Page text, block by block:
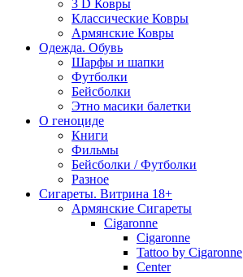
3 D Ковры
Классические Ковры
Армянские Ковры
Одежда. Обувь
Шарфы и шапки
Футболки
Бейсболки
Этно масики балетки
О геноциде
Книги
Фильмы
Бейсболки / Футболки
Разное
Сигареты. Витрина 18+
Армянские Сигареты
Cigaronne
Cigaronne
Tattoo by Cigaronne
Center